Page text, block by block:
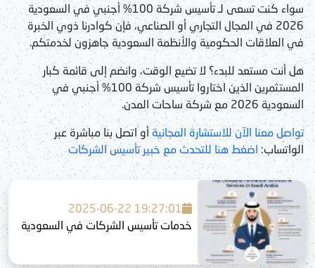
سواء كنت تسعى لـ
تأسيس شركة 100% أجنبي في السعودية
2026 في المجال التجاري أو الصناعي، فإن كوادرنا ذوي الخبرة
في العلاقات الحكومية والأنظمة السعودية جاهزون لخدمتكم.
هل أنت مستعد للبدء؟ لا تضيع الوقت، وانضم إلى قائمة كبار
المستثمرين الذين اختاروا
تأسيس شركة 100% أجنبي في
السعودية 2026
مع شركة ساحات المدن.
تواصل معنا الآن للاستشارة المجانية أو اتصل بنا مباشرة عبر
الواتساب: اضغط هنا للتحدث مع خبير تأسيس الشركات
2025-06-22 19:27:01
خدمات تأسيس الشركات في السعودية